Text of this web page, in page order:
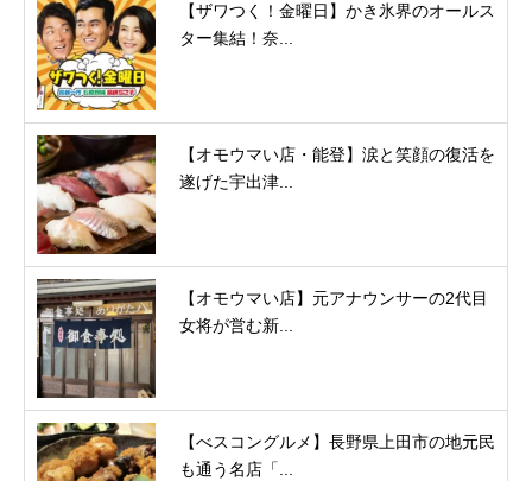
【ザワつく！金曜日】かき氷界のオールス
ター集結！奈...
【オモウマい店・能登】涙と笑顔の復活を
遂げた宇出津...
【オモウマい店】元アナウンサーの2代目
女将が営む新...
【べスコングルメ】長野県上田市の地元民
も通う名店「...